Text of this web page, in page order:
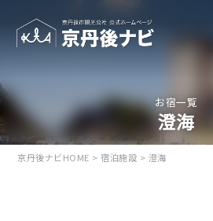
お宿一覧
澄海
京丹後ナビHOME >宿泊施設 > 澄海